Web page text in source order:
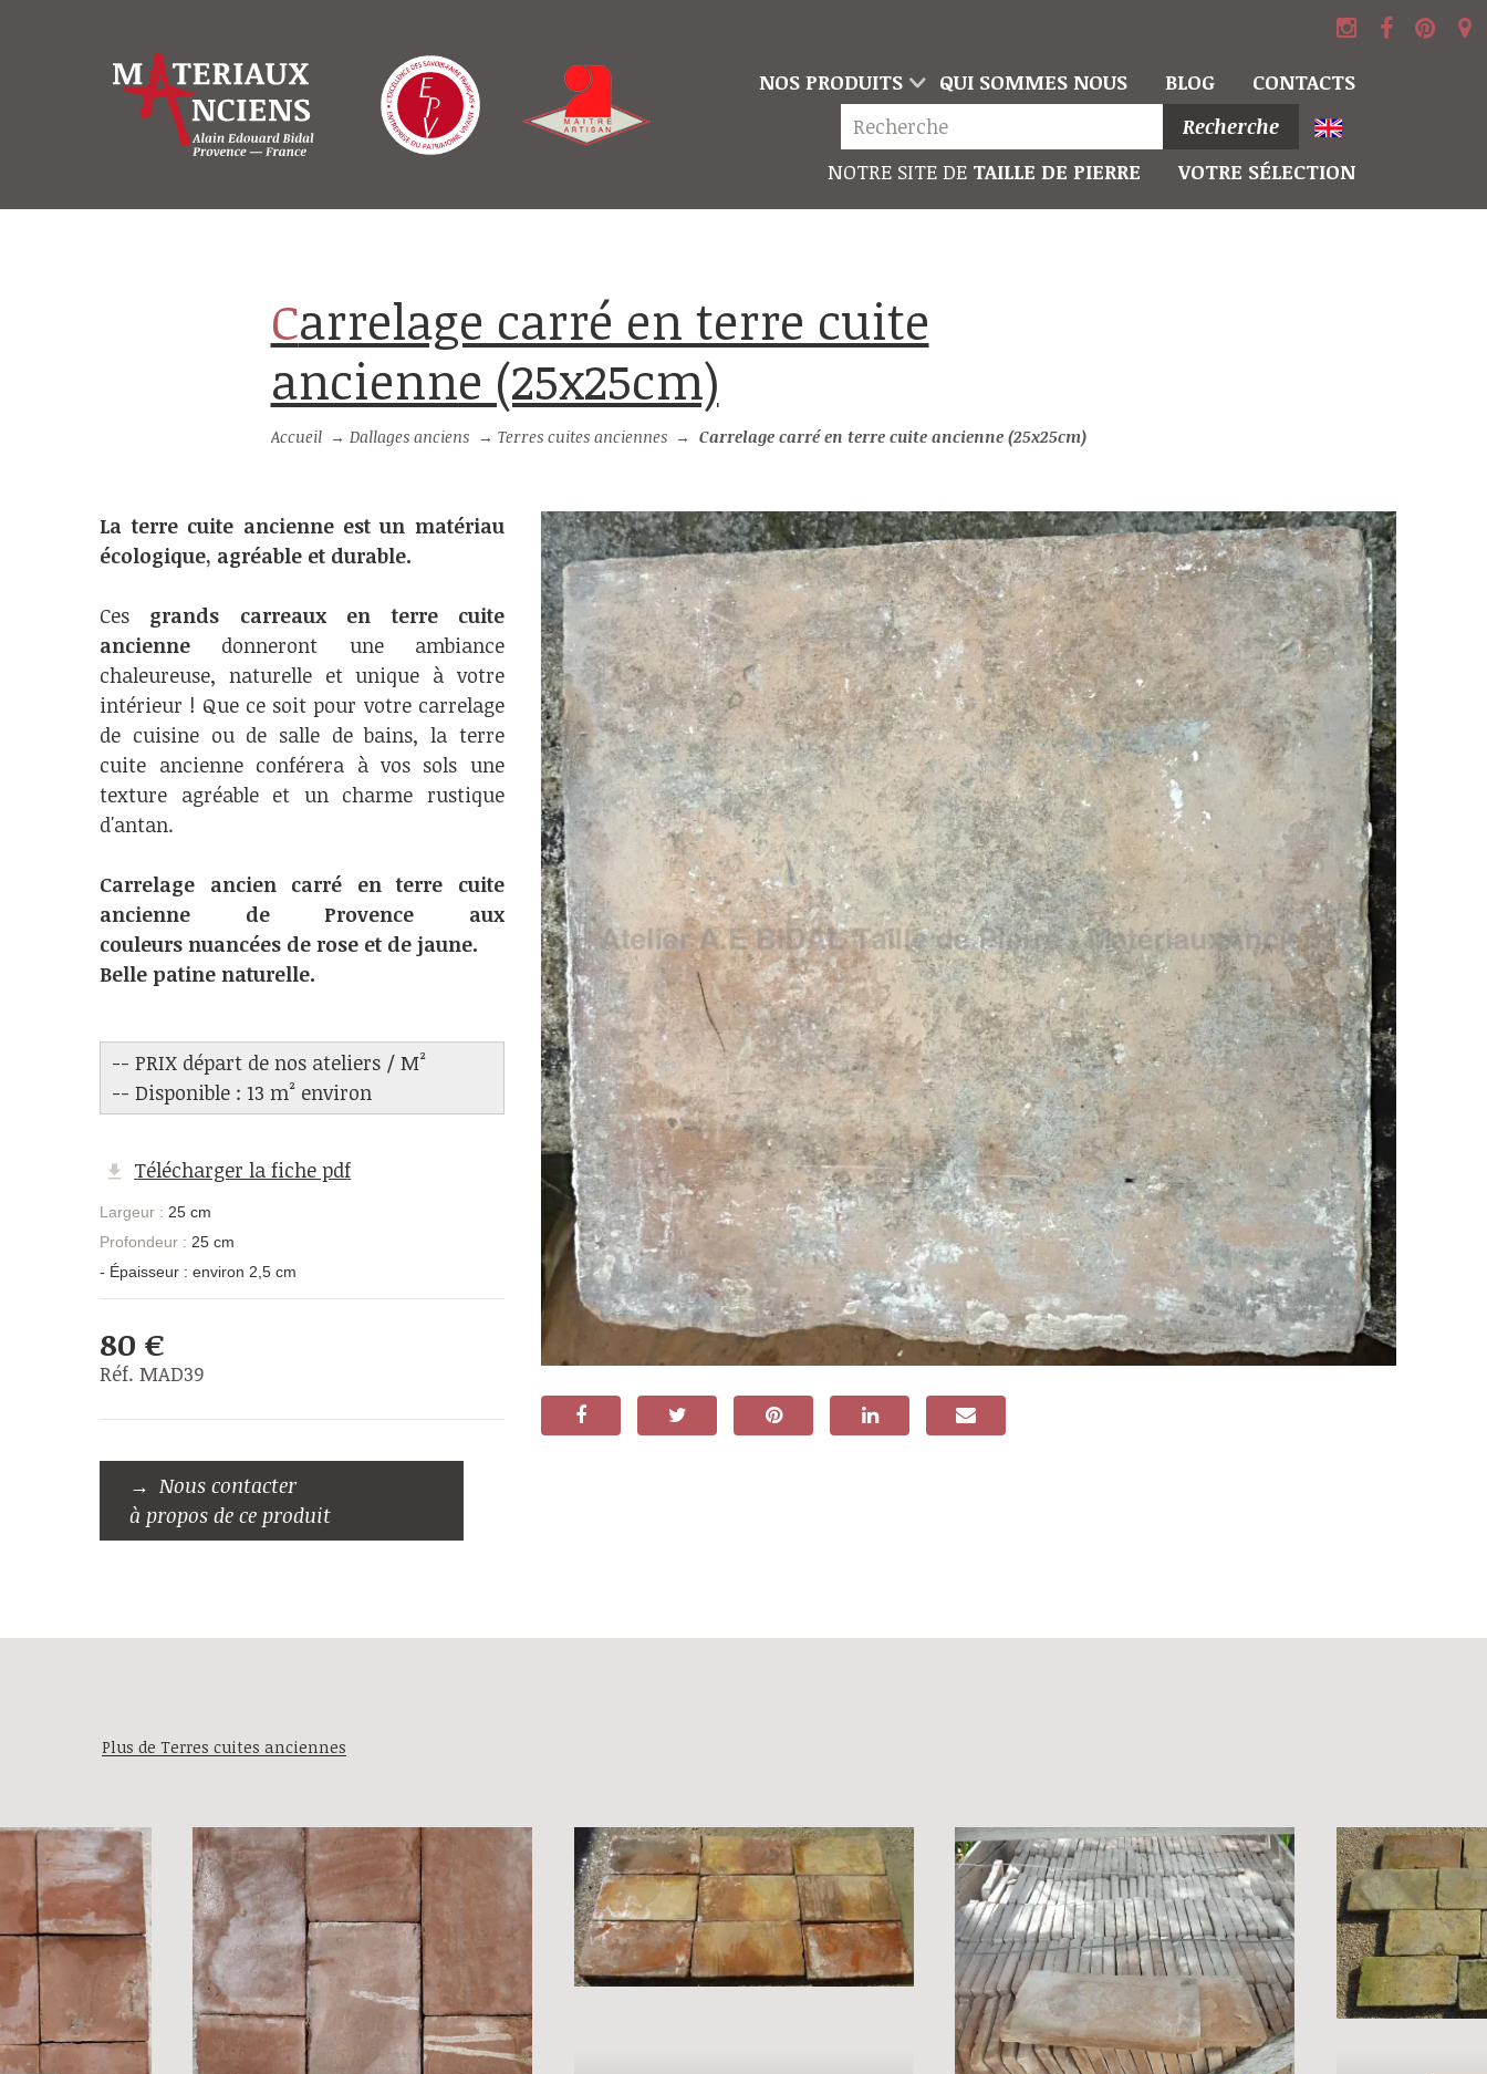
NOS PRODUITS QUI SOMMES NOUS BLOG
CONTACTS
Recherche
NOTRE SITE DE TAILLE DE PIERRE VOTRE SÉLECTION
Carrelage carré en terre cuite
ancienne (25x25cm)
Accueil →Dallages anciens → Terres cuites anciennes → Carrelage carré en terre cuite ancienne (25x25cm)
La terre cuite ancienne est un matériau
écologique, agréable et durable.
Ces grands carreaux en terre cuite
ancienne donneront une ambiance
chaleureuse, naturelle et unique à votre
intérieur ! Que ce soit pour votre carrelage
de cuisine ou de salle de bains, la terre
cuite ancienne conférera à vos sols une
texture agréable et un charme rustique
d'antan.
Carrelage ancien carré en terre cuite
ancienne de Provence aux
couleurs nuancées de rose et de jaune.
Belle patine naturelle.
-- PRIX départ de nos ateliers / M²
-- Disponible : 13 m² environ
Télécharger la fiche pdf
Largeur : 25 cm
Profondeur : 25 cm
- Épaisseur : environ 2,5 cm
80 €
Réf. MAD39
Nous contacter
à propos de ce produit
Plus de Terres cuites anciennes